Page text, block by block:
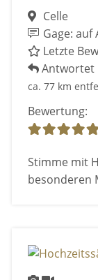
Celle
Gage: auf
Letzte
Antwortet
ca. 77 km
Bewertung:
Stimme mit
besonderen